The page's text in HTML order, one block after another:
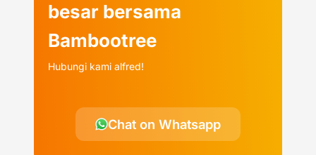
besar bersama
Bambootree
Hubungi kami alfred!
Chat on Whatsapp